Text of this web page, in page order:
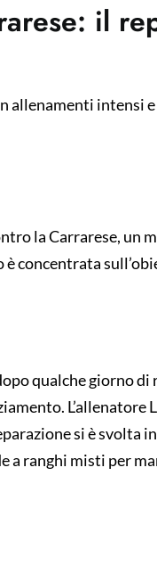
il
allenamenti intensi
la Carrarese, un
è concentrata
qualche giorno
L’allenatore
si è svolta
a ranghi misti per